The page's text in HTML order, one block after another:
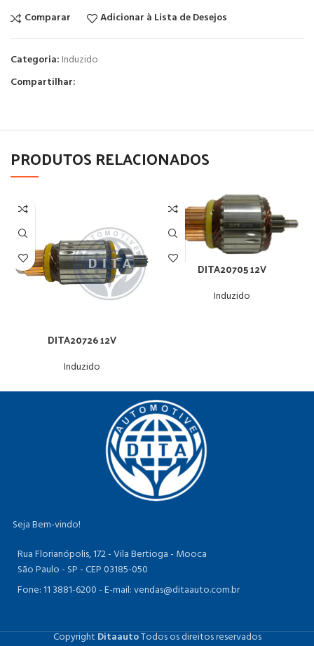
Comparar
Adicionar à Lista de Desejos
Categoria: Induzido
Compartilhar:
PRODUTOS RELACIONADOS
DITA20726 12V
Induzido
DITA20705 12V
Induzido
Seja Bem-vindo!
Rua Florianópolis, 172 - Vila Bertioga - Mooca
São Paulo - SP - CEP 03185-050
Fone: 11 3881-6200 -E-mail: vendas@ditaauto.com.br
CopyrightDitaautoTodos os direitos reservados